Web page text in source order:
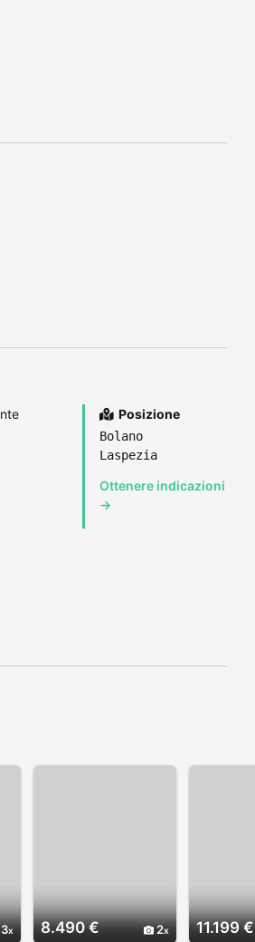
Posizione
Bolano
Laspezia
Ottenere indicazioni
→
8.490 € 2 11.199 €